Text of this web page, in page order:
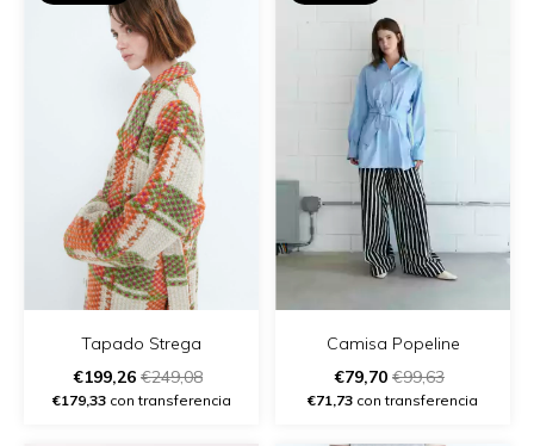
Tapado Strega
€199,26 €249,08
€179,33con transferencia
Camisa Popeline
€79,70 €99,63
€71,73 con transferencia